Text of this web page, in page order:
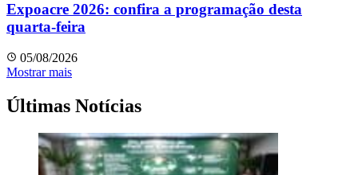
Expoacre 2026: confira a programação desta
quarta-feira
05/08/2026
Mostrar mais
Últimas Notícias